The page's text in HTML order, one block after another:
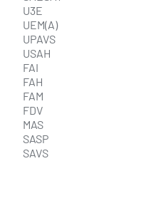
U3E
UEM(A)
UPAVS
USAH
FAI
FAH
FAM
FDV
MAS
SASP
SAVS